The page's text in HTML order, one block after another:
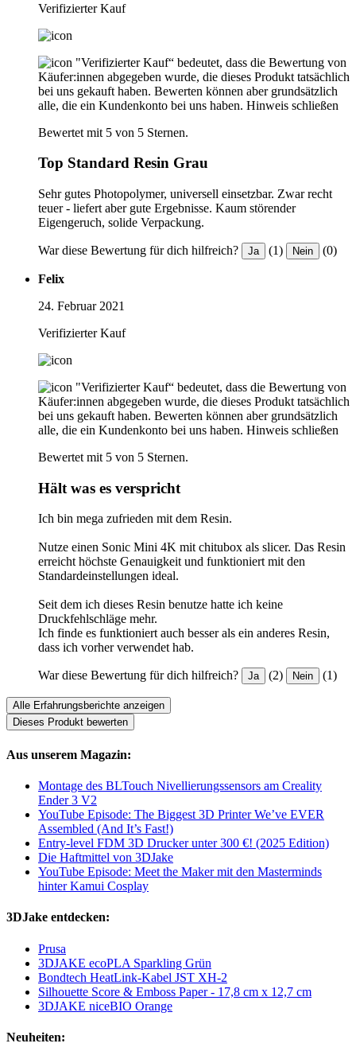
Verifizierter Kauf
"Verifizierter Kauf“ bedeutet, dass die Bewertung von
Käufer:innen abgegeben wurde, die dieses Produkt tatsächlich
bei uns gekauft haben. Bewerten können aber grundsätzlich
alle, die ein Kundenkonto bei uns haben. Hinweis schließen
Bewertet mit 5 von 5 Sternen.
Top Standard Resin Grau
Sehr gutes Photopolymer, universell einsetzbar. Zwar recht
teuer - liefert aber gute Ergebnisse. Kaum störender
Eigengeruch, solide Verpackung.
War diese Bewertung für dich hilfreich? Ja (1) Nein (0)
Felix
24. Februar 2021
Verifizierter Kauf
"Verifizierter Kauf“ bedeutet, dass die Bewertung von
Käufer:innen abgegeben wurde, die dieses Produkt tatsächlich
bei uns gekauft haben. Bewerten können aber grundsätzlich
alle, die ein Kundenkonto bei uns haben. Hinweis schließen
Bewertet mit 5 von 5 Sternen.
Hält was es verspricht
Ich bin mega zufrieden mit dem Resin.
Nutze einen Sonic Mini 4K mit chitubox als slicer. Das Resin
erreicht höchste Genauigkeit und funktioniert mit den
Standardeinstellungen ideal.
Seit dem ich dieses Resin benutze hatte ich keine
Druckfehlschläge mehr.
Ich finde es funktioniert auch besser als ein anderes Resin,
dass ich vorher verwendet hab.
War diese Bewertung für dich hilfreich? Ja (2) Nein (1)
Alle Erfahrungsberichte anzeigen
Dieses Produkt bewerten
Aus unserem Magazin:
Montage des BLTouch Nivellierungssensors am Creality
Ender 3 V2
YouTube Episode: The Biggest 3D Printer We’ve EVER
Assembled (And It’s Fast!)
Entry-level FDM 3D Drucker unter 300 €! (2025 Edition)
Die Haftmittel von 3DJake
YouTube Episode: Meet the Maker mit den Masterminds
hinter Kamui Cosplay
3DJake entdecken:
Prusa
3DJAKE ecoPLA Sparkling Grün
Bondtech HeatLink-Kabel JST XH-2
Silhouette Score & Emboss Paper - 17,8 cm x 12,7 cm
3DJAKE niceBIO Orange
Neuheiten: